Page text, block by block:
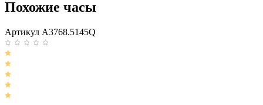
Похожие часы
Артикул A3768.5145Q